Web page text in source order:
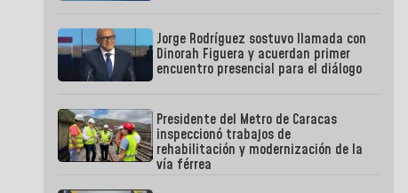
Jorge Rodríguez sostuvo llamada con
Dinorah Figuera y acuerdan primer
encuentro presencial para el diálogo
Presidente del Metro de Caracas
inspeccionó trabajos de
rehabilitación y modernización de la
vía férrea